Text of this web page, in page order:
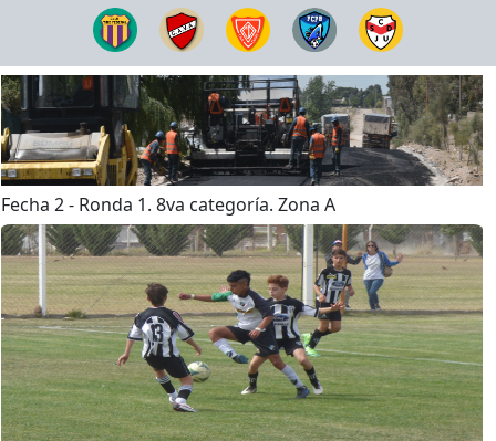
Fecha 2 - Ronda 1. 8va categoría. Zona A